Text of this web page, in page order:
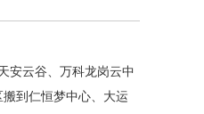
安云谷、万科龙岗云中
到仁恒梦中心、大运